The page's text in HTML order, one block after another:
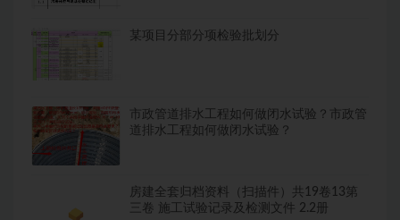
某项目分部分项检验批划分
市政管道排水工程如何做闭水试验？市政管
道排水工程如何做闭水试验？
房建全套归档资料（扫描件）共19卷13第
三卷 施工试验记录及检测文件 2.2册